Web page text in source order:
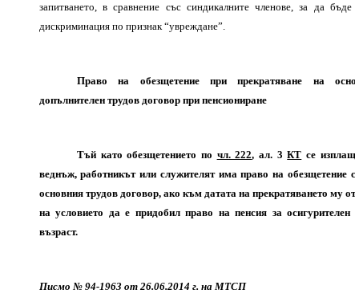
запитването, в сравнение със синдикалните членове, за да бъде
дискриминация по признак “увреждане”.
Право на обезщетение при прекратяване на
допълнителен трудов договор при пенсиониране
Тъй като обезщетението по чл. 222, ал. 3КТ се
веднъж, работникът или служителят има право на обезщетение
основния трудов договор, ако към датата на прекратяването му
на условието да е придобил право на пенсия за
възраст.
Писмо № 94-1963 от 26.06.2014 г. на МТСП